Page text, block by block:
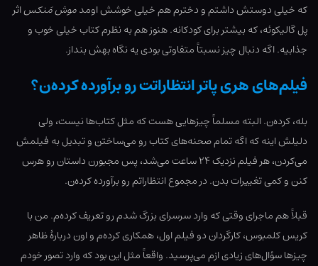
که خیلی دوستش داشتم و دخترم هم خیلی خوشش اومدموش مَنکساثر
پل گالیکوئه، که بیشتر برای کودکانه. هنوز هم به نظرم کتاب خیلی خوب و
جذابیه. اگه دنبال چیز نسبتاً متفاوتی بودی یه نگاه بهش بنداز.
فیلم‌های هری پاتر انتظاراتت رو برآورده کرده‌ن؟
بله، کرده‌ن. البته مسلماً چیزهایی هست که مثل کتاب‌ها نیست، ولی
دلیلش اینه که اگه تمام صحنه‌های کتاب رو می‌ساختن و تبدیل به فیلمش
می‌کردن، هر فیلم نزدیک ۲۴ ساعت می‌شد، پس مجبورن داستان رو هرس
کنن و کمی تغییرات بدن. در مجموع انتظاراتم رو برآورده کرده‌ن.
قبلاً هم ماجرای وقتی که وارد سرسرای بزرگ شدم رو تعریف کرده‌م. من با
کریس کلمبوس، کارگردان دو فیلم اول، همکاری کرده‌م و اون دربارۀ ظاهر
چیزها سؤال‌های زیادی ازم می‌پرسید. واقعاً مثل این بود که وارد تصور خودم